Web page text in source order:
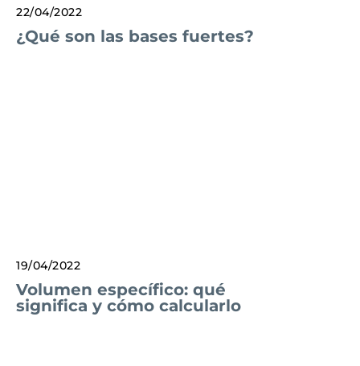
22/04/2022
¿Qué son las bases fuertes?
19/04/2022
Volumen específico: qué
significa y cómo calcularlo